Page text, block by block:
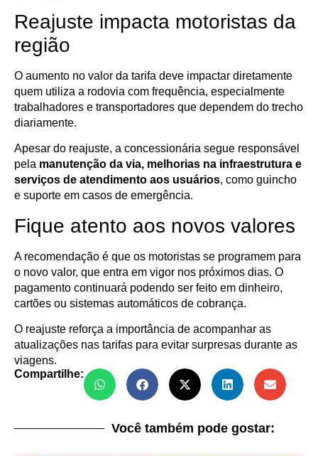
Reajuste impacta motoristas da
região
O aumento no valor da tarifa deve impactar diretamente
quem utiliza a rodovia com frequência, especialmente
trabalhadores e transportadores que dependem do trecho
diariamente.
Apesar do reajuste, a concessionária segue responsável
pela manutenção da via, melhorias na infraestrutura e
serviços de atendimento aos usuários, como guincho
e suporte em casos de emergência.
Fique atento aos novos valores
A recomendação é que os motoristas se programem para
o novo valor, que entra em vigor nos próximos dias. O
pagamento continuará podendo ser feito em dinheiro,
cartões ou sistemas automáticos de cobrança.
O reajuste reforça a importância de acompanhar as
atualizações nas tarifas para evitar surpresas durante as
viagens.
Compartilhe:
Você também pode gostar: